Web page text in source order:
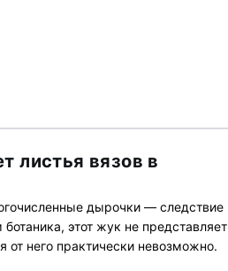
листья вязов в
дырочки — следствие
этот жук не представляет
от него практически невозможно.